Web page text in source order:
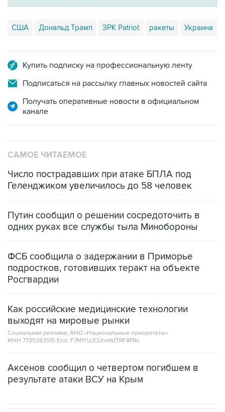
США Дональд Трамп ЗРК Patriot ракеты Украина
Купить подписку на профессиональную ленту
Подписаться на рассылку главных новостей сайта
Получать оперативные новости в официальном
канале
САМОЕ ЧИТАЕМОЕ
Число пострадавших при атаке БПЛА под
Геленджиком увеличилось до 58 человек
Путин сообщил о решении сосредоточить в
одних руках все службы тыла Минобороны
ФСБ сообщила о задержании в Приморье
подростков, готовивших теракт на объекте
Росгвардии
Как российские медицинские технологии
выходят на мировые рынки
Социальная реклама, АНО «Национальные приоритеты».
ИНН 7725383515 Erid: F7NfYUJCUneVdTRF8PRs
Аксенов сообщил о четвертом погибшем в
результате атаки ВСУ на Крым